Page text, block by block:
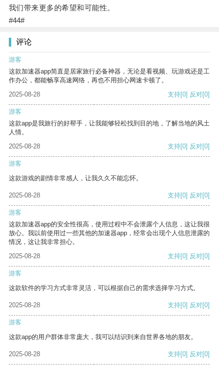
我们带来更多的希望和可能性。
#44#
评论
游客
这款加速器app简直是居家旅行必备神器，无论是看视频、玩游戏还是工
作办公，都能畅享高速网络，再也不用担心网速卡顿了。
2025-08-28
支持[0] 反对[0]
游客
这款app是我旅行的好帮手，让我能够轻松找到目的地，了解当地的风土
人情。
2025-08-28
支持[0] 反对[0]
游客
这款游戏的剧情非常感人，让我久久不能忘怀。
2025-08-28 支持[0] 反对[0]
游客
这款加速器app的安全性很高，使用过程中不会泄露个人信息，这让我很
放心。我以前使用过一些其他的加速器app，经常会出现个人信息泄露的
情况，这让我非常担心。
2025-08-28
支持[0] 反对[0]
游客
这款软件的学习方式非常灵活，可以根据自己的需求选择学习方式。
2025-08-28 支持[0] 反对[0]
游客
这款app的用户群体非常庞大，我可以结识到来自世界各地的朋友。
2025-08-28 支持[0] 反对[0]